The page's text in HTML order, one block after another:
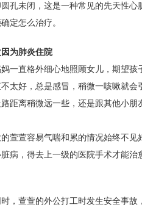
孔未闭，这是一种常见的先天性
定怎么治疗。
为肺炎住院
一直格外细心地照顾女儿，期望
太好，总是感冒，稍微一咳嗽就会
距离稍微远一些，还是跟其他小
萱萱容易气喘和累的情况始终不
病，得去上一级的医院手术才能治
，萱萱的外公打工时发生安全事